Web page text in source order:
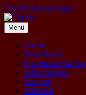
Zum Inhalt springen
Menü
Home
Gästebuch
In eigener Sache
Sitechanges
Suchen
Sitemap